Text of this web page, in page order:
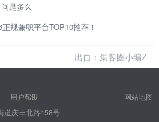
是多久
规兼职平台TOP10推荐！
出自：集客圈小编Z
用户帮助
网站地图
道庆丰北路458号